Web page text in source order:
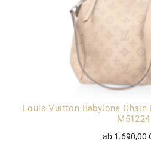
Louis Vuitton Babylone Chain
M51224
ab 1.690,00